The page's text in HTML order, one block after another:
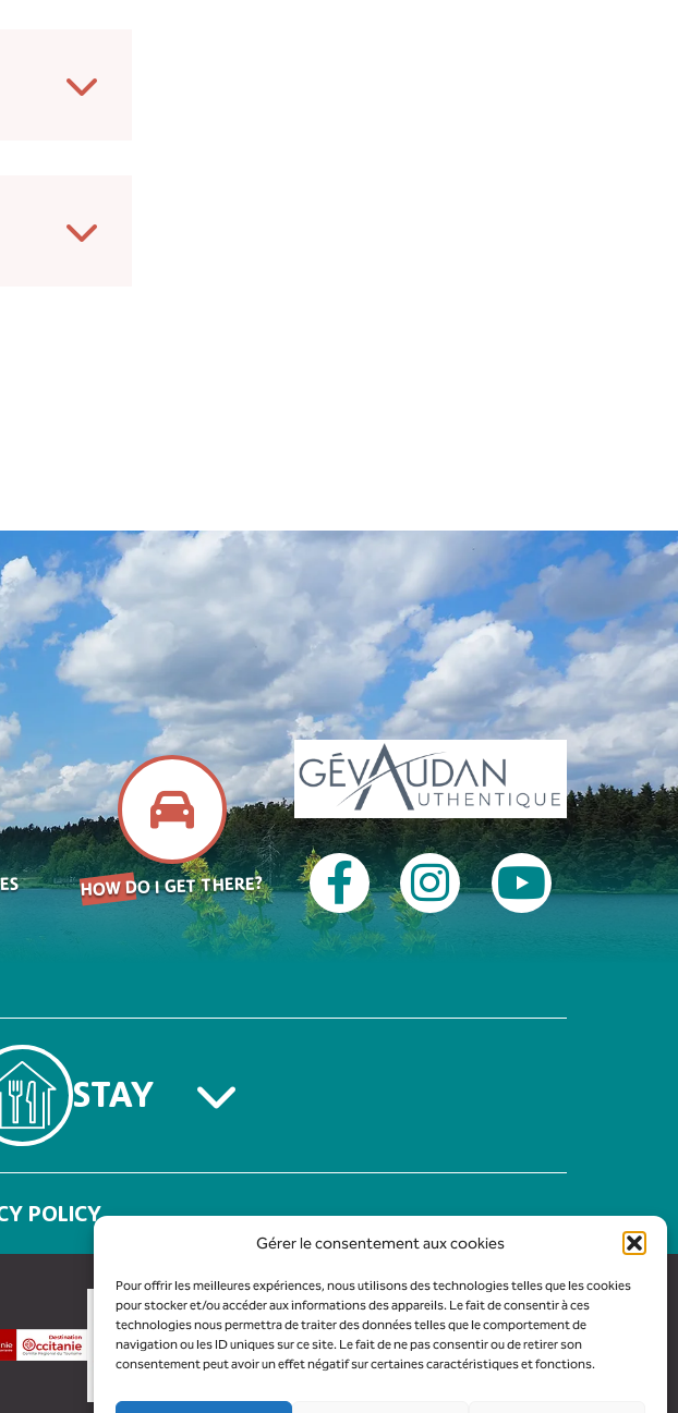
Gérer le consentement aux cookies
Pour offrir les meilleures expériences, nous utilisons des technologies telles que les cookies
pour stocker et/ou accéder aux informations des appareils. Le fait de consentir à ces
technologies nous permettra de traiter des données telles que le comportement de
navigation ou les ID uniques sur ce site. Le fait de ne pas consentir ou de retirer son
consentement peut avoir un effet négatif sur certaines caractéristiques et fonctions.
HOW DO I GET THERE?
STAY
POLICY